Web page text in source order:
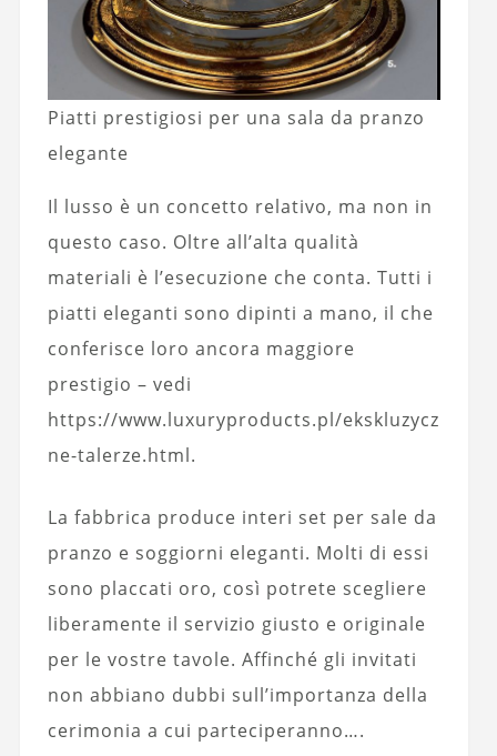
Piatti prestigiosi per una sala da pranzo
elegante
Il lusso è un concetto relativo, ma non in
questo caso. Oltre all’alta qualità
materiali è l’esecuzione che conta. Tutti i
piatti eleganti sono dipinti a mano, il che
conferisce loro ancora maggiore
prestigio – vedi
https://www.luxuryproducts.pl/ekskluzycz
ne-talerze.html.
La fabbrica produce interi set per sale da
pranzo e soggiorni eleganti. Molti di essi
sono placcati oro, così potrete scegliere
liberamente il servizio giusto e originale
per le vostre tavole. Affinché gli invitati
non abbiano dubbi sull’importanza della
cerimonia a cui parteciperanno….